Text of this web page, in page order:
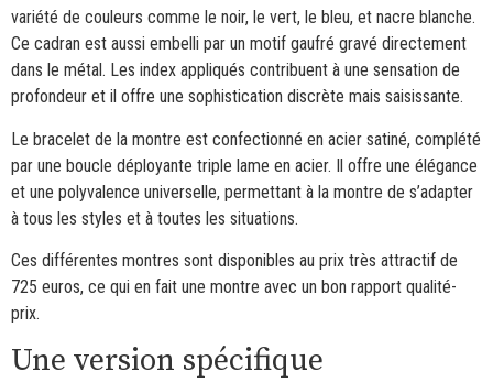
variété de couleurs comme le noir, le vert, le bleu, et nacre blanche.
Ce cadran est aussi embelli par un motif gaufré gravé directement
dans le métal. Les index appliqués contribuent à une sensation de
profondeur et il offre une sophistication discrète mais saisissante.
Le bracelet de la montre est confectionné en acier satiné, complété
par une boucle déployante triple lame en acier. Il offre une élégance
et une polyvalence universelle, permettant à la montre de s’adapter
à tous les styles et à toutes les situations.
Ces différentes montres sont disponibles au prix très attractif de
725 euros, ce qui en fait une montre avec un bon rapport qualité-
prix.
Une version spécifique